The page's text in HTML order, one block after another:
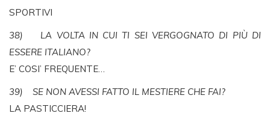
SPORTIVI
38) LA VOLTA IN CUI TI SEI VERGOGNATO DI PIÙ DI
ESSERE ITALIANO?
E’ COSI’ FREQUENTE…
39) SE NON AVESSI FATTO IL MESTIERE CHE FAI?
LA PASTICCIERA!